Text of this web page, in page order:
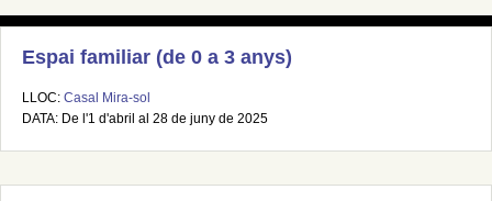
Espai familiar (de 0 a 3 anys)
LLOC: Casal Mira-sol
DATA: De l'1 d'abril al 28 de juny de 2025